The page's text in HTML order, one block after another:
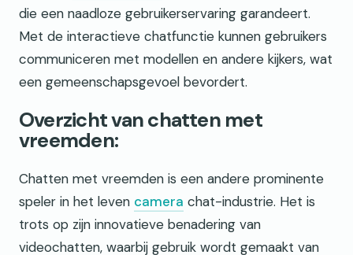
die een naadloze gebruikerservaring garandeert.
Met de interactieve chatfunctie kunnen gebruikers
communiceren met modellen en andere kijkers, wat
een gemeenschapsgevoel bevordert.
Overzicht van chatten met
vreemden:
Chatten met vreemden is een andere prominente
speler in het leven camera chat-industrie. Het is
trots op zijn innovatieve benadering van
videochatten, waarbij gebruik wordt gemaakt van